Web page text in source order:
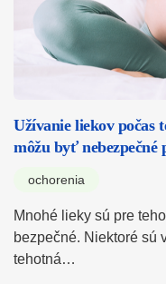
Užívanie liekov počas
môžu byť nebezpečné
ochorenia
Mnohé lieky sú pre
bezpečné. Niektoré sú
tehotná…